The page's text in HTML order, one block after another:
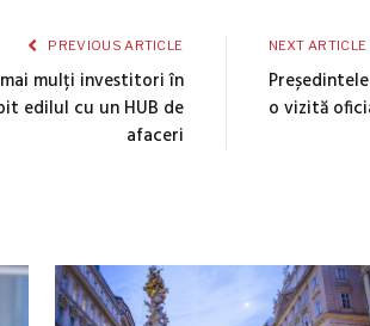
PREVIOUS ARTICLE
mulți investitori în
edilul cu un HUB de
afaceri
NEXT ARTICLE
o vizită